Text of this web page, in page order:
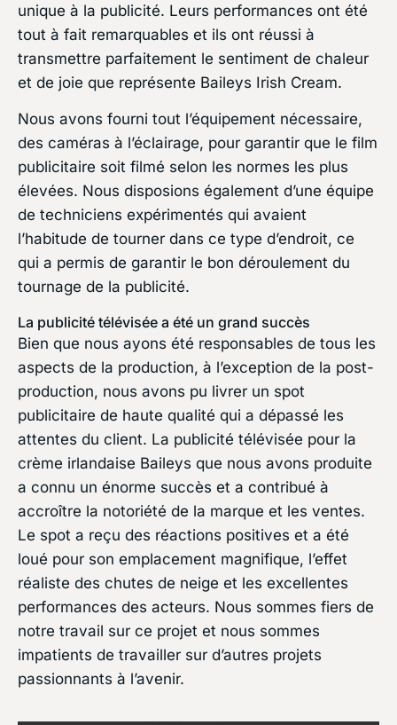
unique à la publicité. Leurs performances ont été
tout à fait remarquables et ils ont réussi à
transmettre parfaitement le sentiment de chaleur
et de joie que représente Baileys Irish Cream.
Nous avons fourni tout l’équipement nécessaire,
des caméras à l’éclairage, pour garantir que le film
publicitaire soit filmé selon les normes les plus
élevées. Nous disposions également d’une équipe
de techniciens expérimentés qui avaient
l’habitude de tourner dans ce type d’endroit, ce
qui a permis de garantir le bon déroulement du
tournage de la publicité.
La publicité télévisée a été un grand succès
Bien que nous ayons été responsables de tous les
aspects de la production, à l’exception de la post-
production, nous avons pu livrer un spot
publicitaire de haute qualité qui a dépassé les
attentes du client. La publicité télévisée pour la
crème irlandaise Baileys que nous avons produite
a connu un énorme succès et a contribué à
accroître la notoriété de la marque et les ventes.
Le spot a reçu des réactions positives et a été
loué pour son emplacement magnifique, l’effet
réaliste des chutes de neige et les excellentes
performances des acteurs. Nous sommes fiers de
notre travail sur ce projet et nous sommes
impatients de travailler sur d’autres projets
passionnants à l’avenir.